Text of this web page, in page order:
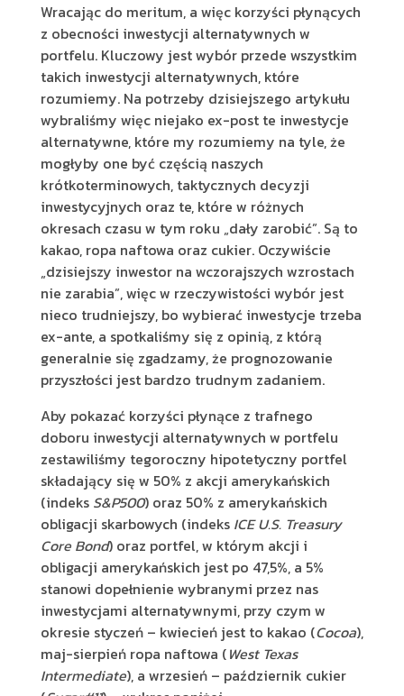
Wracając do meritum, a więc korzyści płynących
z obecności inwestycji alternatywnych w
portfelu. Kluczowy jest wybór przede wszystkim
takich inwestycji alternatywnych, które
rozumiemy. Na potrzeby dzisiejszego artykułu
wybraliśmy więc niejako ex-post te inwestycje
alternatywne, które my rozumiemy na tyle, że
mogłyby one być częścią naszych
krótkoterminowych, taktycznych decyzji
inwestycyjnych oraz te, które w różnych
okresach czasu w tym roku „dały zarobić”. Są to
kakao, ropa naftowa oraz cukier. Oczywiście
„dzisiejszy inwestor na wczorajszych wzrostach
nie zarabia”, więc w rzeczywistości wybór jest
nieco trudniejszy, bo wybierać inwestycje trzeba
ex-ante, a spotkaliśmy się z opinią, z którą
generalnie się zgadzamy, że prognozowanie
przyszłości jest bardzo trudnym zadaniem.
Aby pokazać korzyści płynące z trafnego
doboru inwestycji alternatywnych w portfelu
zestawiliśmy tegoroczny hipotetyczny portfel
składający się w 50% z akcji amerykańskich
(indeks S&P500) oraz 50% z amerykańskich
obligacji skarbowych (indeks ICE U.S. Treasury
Core Bond) oraz portfel, w którym akcji i
obligacji amerykańskich jest po 47,5%, a 5%
stanowi dopełnienie wybranymi przez nas
inwestycjami alternatywnymi, przy czym w
okresie styczeń – kwiecień jest to kakao (Cocoa),
maj-sierpień ropa naftowa (West Texas
Intermediate), a wrzesień – październik cukier